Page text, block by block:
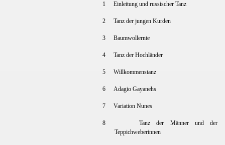
1 Einleitung und russischer Tanz
2 Tanz der jungen Kurden
3 Baumwollernte
4 Tanz der Hochländer
5 Willkommenstanz
6 Adagio Gayanehs
7 Variation Nunes
8
Tanz der Männer und der
Teppichweberinnen